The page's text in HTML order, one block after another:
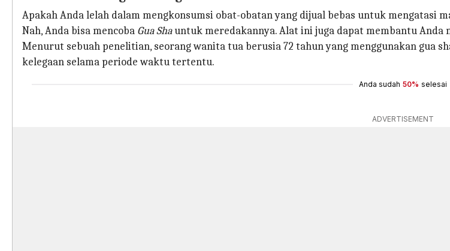
Apakah Anda lelah dalam mengkonsumsi obat-obatan yang dijual bebas untuk mengatasi
Nah, Anda bisa mencoba Gua Shauntuk meredakannya. Alat ini juga dapat membantu Anda
Menurut sebuah penelitian, seorang wanita tua berusia 72 tahun yang menggunakan gua
kelegaan selama periode waktu tertentu.
Anda sudah 50% selesai
ADVERTISEMENT